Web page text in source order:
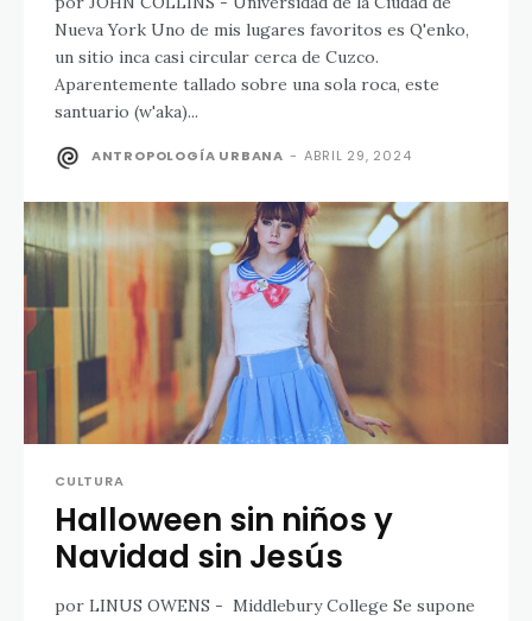
Nueva York Uno de mis lugares favoritos es Q'enko,
un sitio inca casi circular cerca de Cuzco.
Aparentemente tallado sobre una sola roca, este
santuario (w'aka)...
ANTROPOLOGÍA URBANA - ABRIL 29, 2024
CULTURA
Halloween sin niños y
Navidad sin Jesús
por LINUS OWENS - Middlebury College Se supone